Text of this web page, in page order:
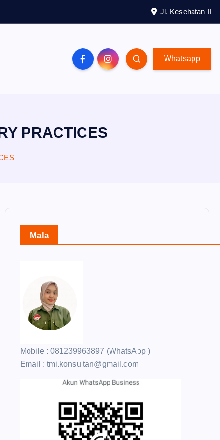
Jl. Kesehatan II
Whatsapp
PRACTICES
Mala
Mobile : 081239963897 (WhatsApp )
Email : tmi.konsultan@gmail.com